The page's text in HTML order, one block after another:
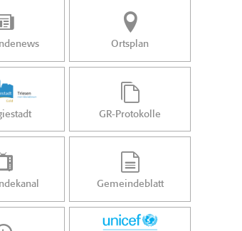
Ortsplan
GR-Protokolle
Gemeindeblatt